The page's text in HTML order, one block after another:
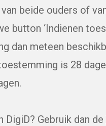
beide ouders of
button ‘Indienen
dan meteen
is 28
DigiD? Gebruik dan de